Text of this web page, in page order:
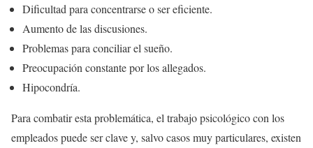
Dificultad para concentrarse o ser eficiente.
Aumento de las discusiones.
Problemas para conciliar el sueño.
Preocupación constante por los allegados.
Hipocondría.
Para combatir esta problemática, el trabajo psicológico con los
empleados puede ser clave y, salvo casos muy particulares, existen